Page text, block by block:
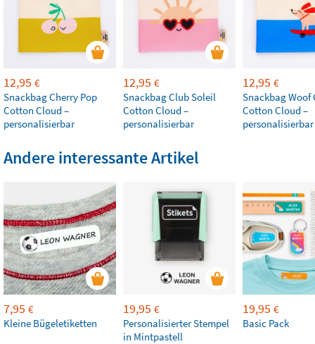
12,95 €
Snackbag Cherry Pop
Cotton Cloud –
personalisierbar
12,95 €
Snackbag Club Soleil
Cotton Cloud –
personalisierbar
12,95 €
Snackbag Woof
Cotton Cloud –
personalisierbar
Andere interessante Artikel
7,95 €
Kleine Bügeletiketten
19,95 €
Personalisierter Stempel
in Mintpastell
19,95 €
Basic Pack